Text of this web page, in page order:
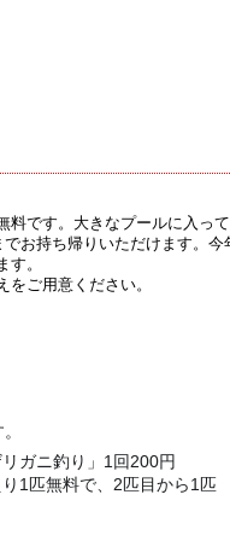
です。大きなプールに入っ
お持ち帰りいただけます。
。
ご用意ください。
ガニ釣り」1回200円
1匹無料で、2匹目から1匹